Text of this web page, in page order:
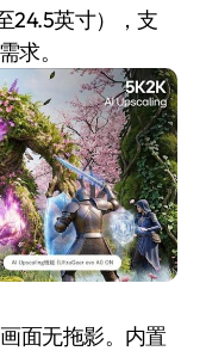
24.5英寸），支
求。
面无拖影。内置